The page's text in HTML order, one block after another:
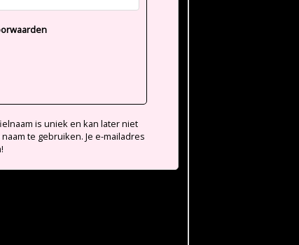
is uniek en kan later niet
te gebruiken. Je e-mailadres